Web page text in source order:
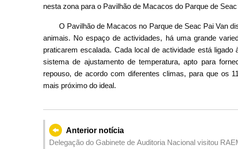
nesta zona para o Pavilhão de Macacos do Parque de
O Pavilhão de Macacos no Parque de Seac Pai Van
animais. No espaço de actividades, há uma grande
praticarem escalada. Cada local de actividade está
sistema de ajustamento de temperatura, apto para
repouso, de acordo com diferentes climas, para que os
mais próximo do ideal.
Anterior notícia
Delegação do Gabinete de Auditoria Nacional visitou